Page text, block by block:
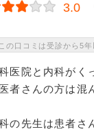
3.0
この口コミは受診から5年
医院と内科がく
者さんの方は混
の先生は患者さ